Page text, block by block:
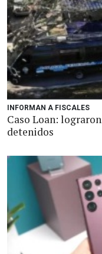
INFORMAN A FISCALES
Caso Loan:
detenidos